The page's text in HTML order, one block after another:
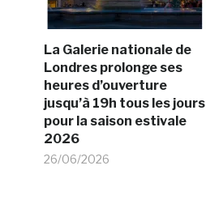
La Galerie nationale de
Londres prolonge ses
heures d’ouverture
jusqu’à 19h tous les jours
pour la saison estivale
2026
26/06/2026